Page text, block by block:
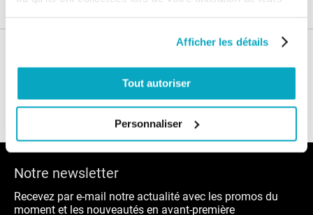
Afficher les détails
Tout autoriser
Personnaliser
Notre newsletter
Recevez par e-mail notre actualité avec les promos du
moment et les nouveautés en avant-première